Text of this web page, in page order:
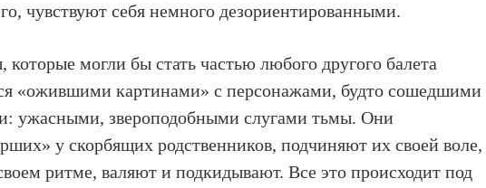
чувствуют себя немного дезориентированными.
которые могли бы стать частью любого другого балета
«ожившими картинами» с персонажами, будто сошедшими
ужасными, звероподобными слугами тьмы. Они
у скорбящих родственников, подчиняют их своей воле,
ритме, валяют и подкидывают. Все это происходит под